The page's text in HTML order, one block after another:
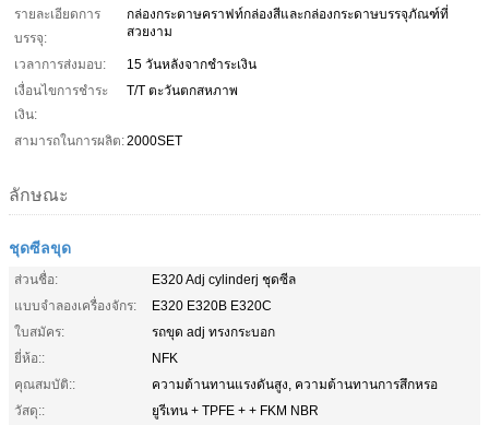
รายละเอียดการ
บรรจุ:
กล่องกระดาษคราฟท์กล่องสีและกล่องกระดาษบรรจุภัณฑ์ที่
สวยงาม
เวลาการส่งมอบ:
15 วันหลังจากชำระเงิน
เงื่อนไขการชำระ
เงิน:
T/T ตะวันตกสหภาพ
สามารถในการผลิต:2000SET
ลักษณะ
ชุดซีลขุด
ส่วนชื่อ:
E320 Adj cylinderj ชุดซีล
แบบจำลองเครื่องจักร:
E320 E320B E320C
ใบสมัคร:
รถขุด adj ทรงกระบอก
ยี่ห้อ::
NFK
คุณสมบัติ::
ความต้านทานแรงดันสูง, ความต้านทานการสึกหรอ
วัสดุ::
ยูรีเทน + TPFE + + FKM NBR